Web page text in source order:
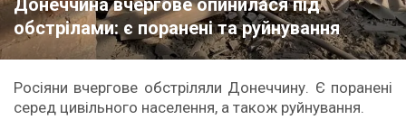
Донеччина вчергове опинилася під
обстрілами: є поранені та руйнування
Росіяни вчергове обстріляли Донеччину. Є поранені
серед цивільного населення, а також руйнування.